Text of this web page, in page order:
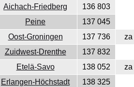
Aichach-Friedberg
136 803
Peine
137 045
Oost-Groningen 137 736
za
Zuidwest-Drenthe
137 832
Etelä-Savo 138 052
za
Erlangen-Höchstadt
138 325